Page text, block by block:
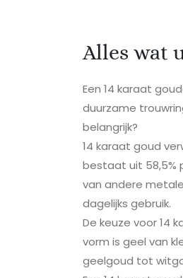
Alles wat
Een 14 karaat
duurzame
belangrijk?
14 karaat goud
bestaat uit 58,5%
van andere
dagelijks gebruik.
De keuze voor 14
vorm is geel van
geelgoud tot